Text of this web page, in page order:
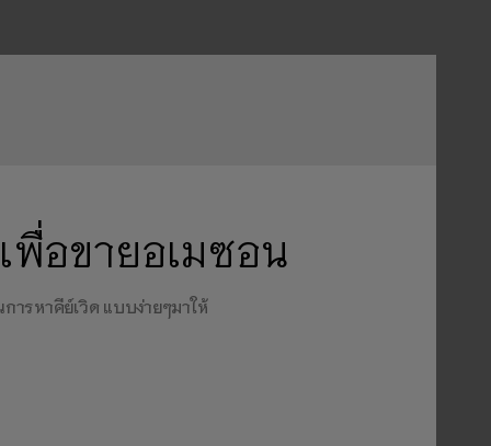
พื่อขายอเมซอน
ารหาคีย์เวิด แบบง่ายๆมาให้